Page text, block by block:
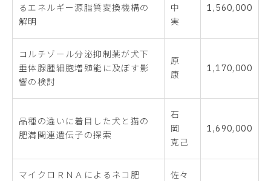
るエネルギー源脂質変換機構の
解明
中
実
1,560,000
コルチゾール分泌抑制薬が犬下
垂体腺腫細胞増殖能に及ぼす影
響の検討
原
康
1,170,000
品種の違いに着目した犬と猫の
肥満関連遺伝子の探索
石
岡
克己
1,690,000
マイクロＲＮＡによるネコ肥
佐々